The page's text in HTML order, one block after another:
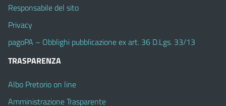
Responsabile del sito
Privacy
pagoPA – Obblighi pubblicazione ex art. 36 D.Lgs. 33/13
TRASPARENZA
Albo Pretorio on line
Amministrazione Trasparente